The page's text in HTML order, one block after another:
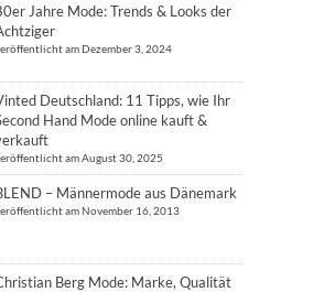
Jahre Mode: Trends & Looks der
am Dezember 3, 2024
Deutschland: 11 Tipps, wie Ihr
Hand Mode online kauft &
am August 30, 2025
– Männermode aus Dänemark
am November 16, 2013
Berg Mode: Marke, Qualität